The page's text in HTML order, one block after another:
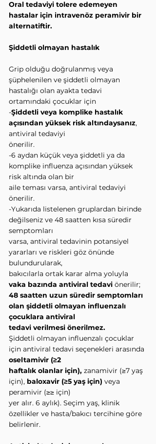
Oral tedaviyi tolere edemeyen
hastalar için intravenöz peramivir bir
alternatiftir.
Şiddetli olmayan hastalık
Grip olduğu doğrulanmış veya
şüphelenilen ve şiddetli olmayan
hastalığı olan ayakta tedavi
ortamındaki çocuklar için
-Şiddetli veya komplike hastalık
açısından yüksek risk altındaysanız,
antiviral tedaviyi
önerilir.
-6 aydan küçük veya şiddetli ya da
komplike influenza açısından yüksek
risk altında olan bir
aile teması varsa, antiviral tedaviyi
önerilir.
-Yukarıda listelenen gruplardan birinde
değilseniz ve 48 saatten kısa süredir
semptomları
varsa, antiviral tedavinin potansiyel
yararları ve riskleri göz önünde
bulundurularak,
bakıcılarla ortak karar alma yoluyla
vaka bazında antiviral tedavi önerilir;
48 saatten uzun süredir semptomları
olan şiddetli olmayan influenzalı
çocuklara antiviral
tedavi verilmesi önerilmez.
Şiddetli olmayan influenzalı çocuklar
için antiviral tedavi seçenekleri arasında
oseltamivir (≥2
haftalık olanlar için), zanamivir (≥7 yaş
için), baloxavir (≥5 yaş için) veya
peramivir (≥≥ için)
yer alır. 6 aylık). Seçim yaş, klinik
özellikler ve hasta/bakıcı tercihine göre
belirlenir.